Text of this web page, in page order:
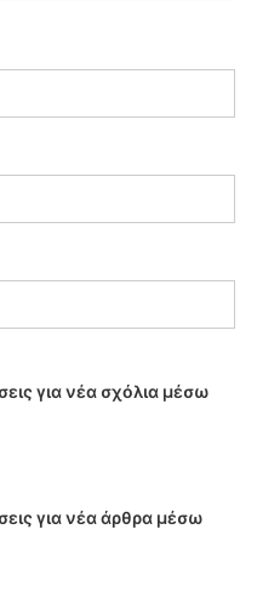
για νέα σχόλια μέσω
για νέα άρθρα μέσω